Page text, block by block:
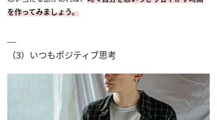
を作ってみましょう。
（3）いつもポジティブ思考